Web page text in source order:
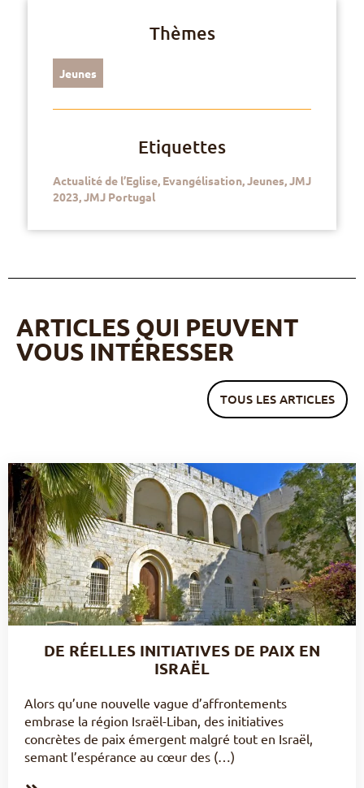
Thèmes
Jeunes
Etiquettes
Actualité de l’Eglise, Evangélisation,Jeunes,JMJ
2023,JMJ Portugal
ARTICLES QUI PEUVENT
VOUS INTÉRESSER
TOUS LES ARTICLES
DE RÉELLES INITIATIVES DE PAIX EN
ISRAËL
Alors qu’une nouvelle vague d’affrontements
embrase la région Israël-Liban, des initiatives
concrètes de paix émergent malgré tout en Israël,
semant l’espérance au cœur des (…)